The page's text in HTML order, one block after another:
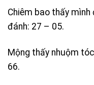
Chiêm bao thấy
đánh: 27 – 05.
Mộng thấy nhuộm
66.